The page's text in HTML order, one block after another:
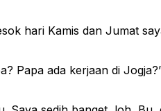
hari Kamis dan Jumat
Papa ada kerjaan di